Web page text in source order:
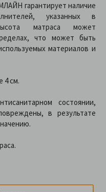
гарантирует наличие
указанных в
матраса может
что может быть
материалов и
4 см.
состоянии,
в результате